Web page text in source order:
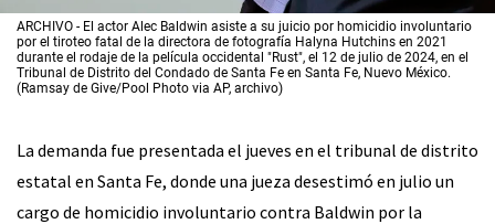
ARCHIVO - El actor Alec Baldwin asiste a su juicio por homicidio involuntario
por el tiroteo fatal de la directora de fotografía Halyna Hutchins en 2021
durante el rodaje de la película occidental "Rust", el 12 de julio de 2024, en el
Tribunal de Distrito del Condado de Santa Fe en Santa Fe, Nuevo México.
(Ramsay de Give/Pool Photo via AP, archivo)
La demanda fue presentada el jueves en el tribunal de distrito
estatal en Santa Fe, donde una jueza desestimó en julio un
cargo de homicidio involuntario contra Baldwin por la